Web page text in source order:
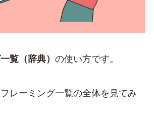
覧（辞典） の使い方です。
レーミング一覧の全体を見てみ